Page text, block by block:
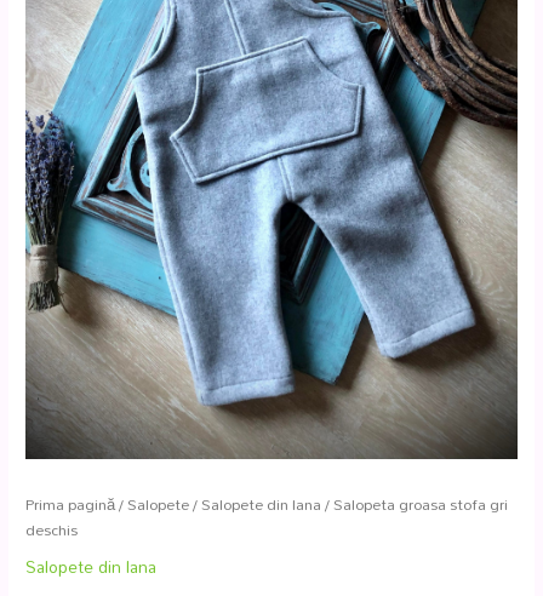
Prima pagină/Salopete/Salopete din lana/ Salopeta groasa stofa gri
deschis
Salopete din lana